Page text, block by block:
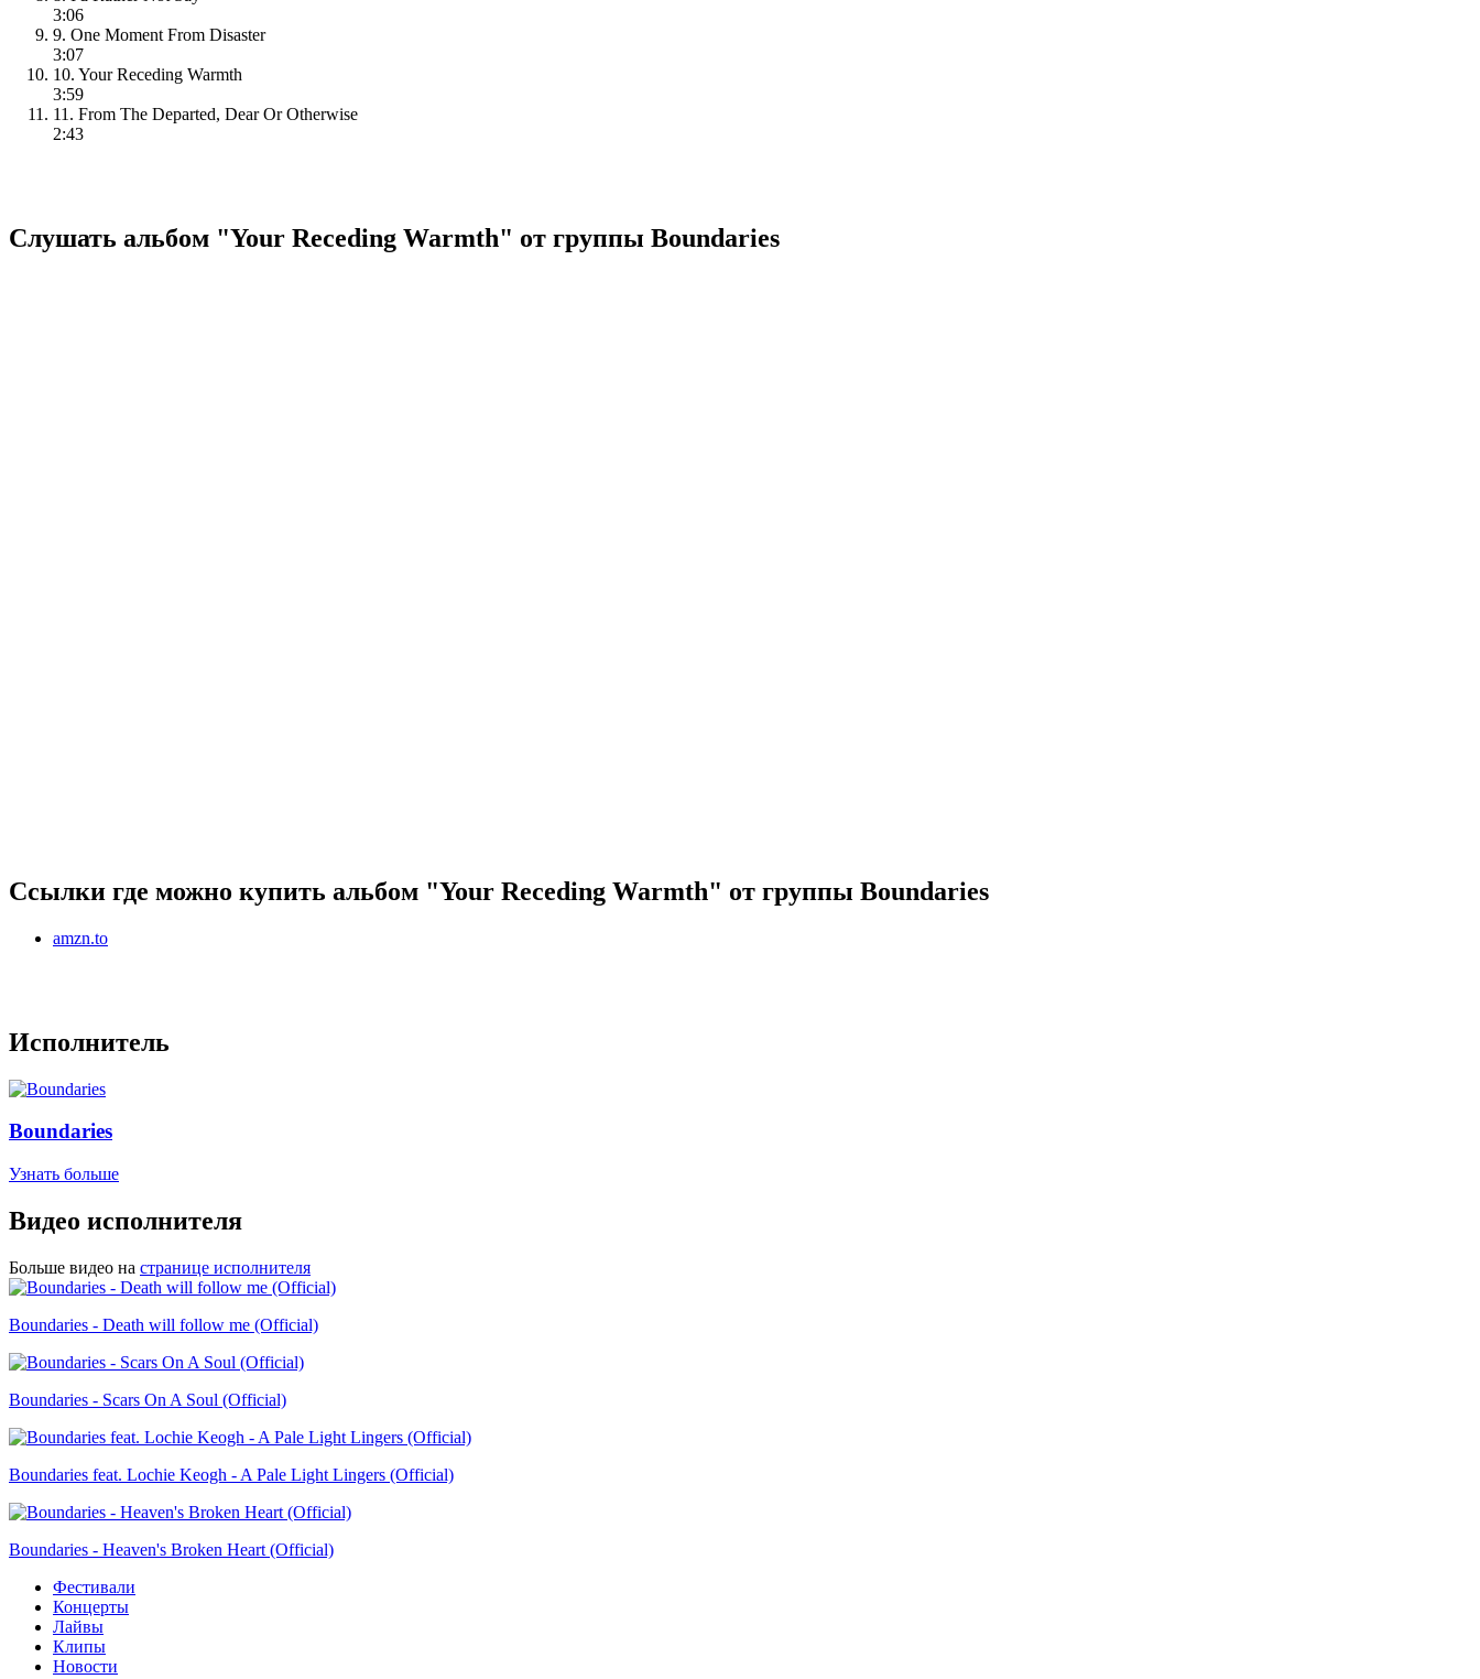
3:06
9. One Moment From Disaster
3:07
10. Your Receding Warmth
3:59
11. From The Departed, Dear Or Otherwise
2:43
Слушать альбом "Your Receding Warmth" от группы Boundaries
Ссылки где можно купить альбом "Your Receding Warmth" от группы Boundaries
amzn.to
Исполнитель
Boundaries
Узнать больше
Видео исполнителя
Больше видео на странице исполнителя
Boundaries - Death will follow me (Official)
Boundaries - Scars On A Soul (Official)
Boundaries feat. Lochie Keogh - A Pale Light Lingers (Official)
Boundaries - Heaven's Broken Heart (Official)
Фестивали
Концерты
Лайвы
Клипы
Новости